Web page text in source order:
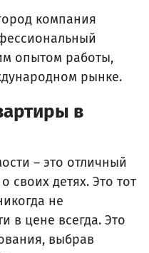
компания
опытом работы,
рынке.
в
– это отличный
своих детях. Это тот
не
в цене всегда. Это
выбрав